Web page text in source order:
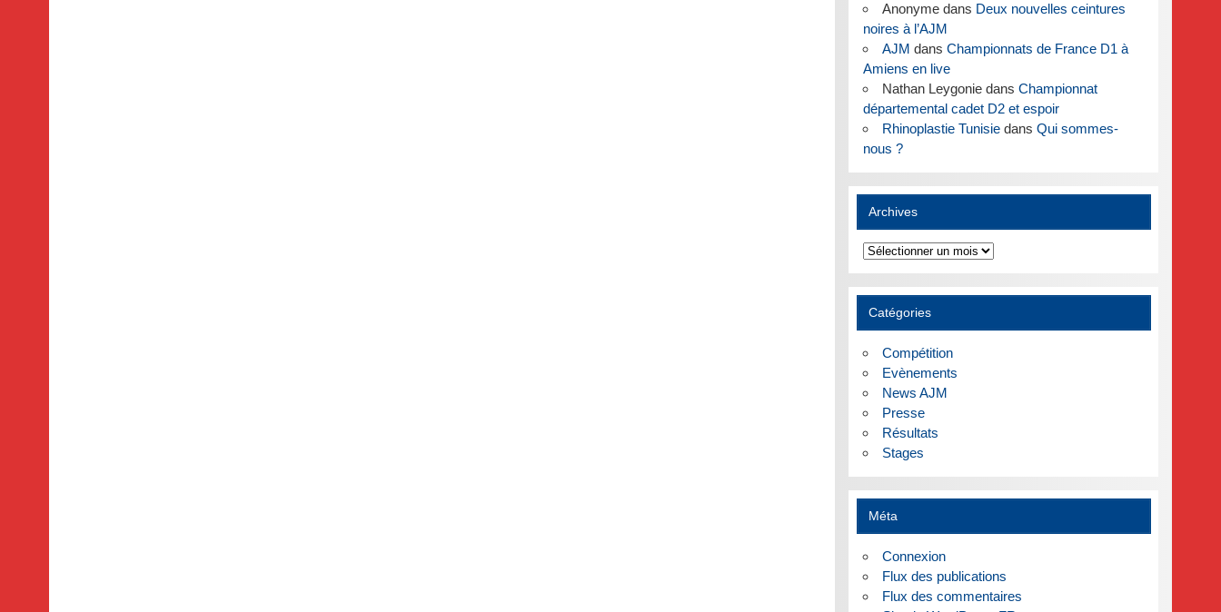
Anonymedans Deux nouvelles ceintures
noires à l’AJM
AJM dans Championnats de France D1 à
Amiens en live
Nathan Leygoniedans Championnat
départemental cadet D2 et espoir
Rhinoplastie Tunisiedans Qui sommes-
nous ?
Archives
Archives
Catégories
Compétition
Evènements
News AJM
Presse
Résultats
Stages
Méta
Connexion
Flux des publications
Flux des commentaires